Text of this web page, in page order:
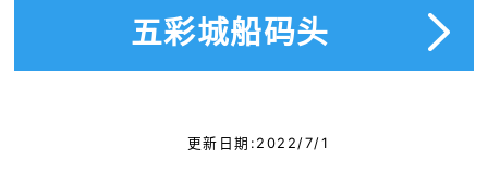
五彩城船码头
更新日期:2022/7/1